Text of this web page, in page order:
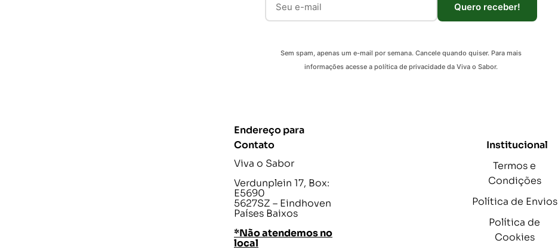
Quero receber!
Sem spam, apenas um e-mail por semana. Cancele quando quiser. Para mais
informações acesse a política de privacidade da Viva o Sabor.
Endereço para
Contato
Viva o Sabor
Verdunplein 17, Box:
E5690
5627SZ – Eindhoven
Países Baixos
*Não atendemos no
local
Institucional
Termos e
Condições
Política de Envios
Política de
Cookies